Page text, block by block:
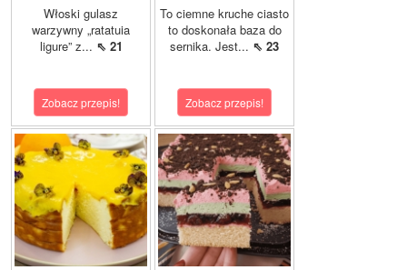
Włoski gulasz
warzywny „ratatuia
ligure” z... ⇖ 21
Zobacz przepis!
To ciemne kruche ciasto
to doskonała baza do
sernika. Jest... ⇖ 23
Zobacz przepis!